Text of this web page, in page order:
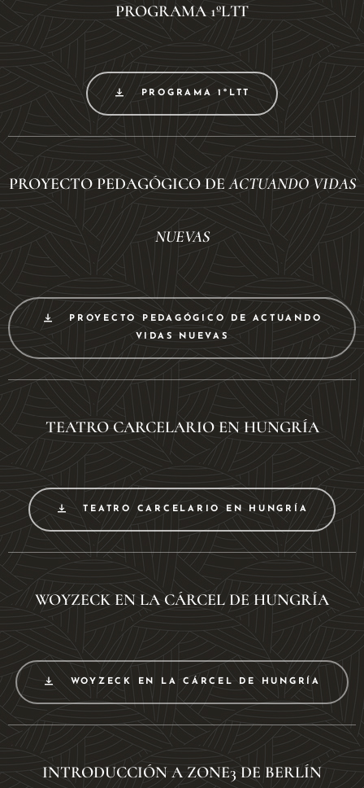
PROGRAMA 1ºLTT
PROGRAMA 1ºLTT
PROYECTO PEDAGÓGICO DEACTUANDO VIDAS
NUEVAS
PROYECTO PEDAGÓGICO DE ACTUANDO
VIDAS NUEVAS
TEATRO CARCELARIO EN HUNGRÍA
TEATRO CARCELARIO EN HUNGRÍA
WOYZECK EN LA CÁRCEL DE HUNGRÍA
WOYZECK EN LA CÁRCEL DE HUNGRÍA
INTRODUCCIÓN A ZONE3 DE BERLÍN